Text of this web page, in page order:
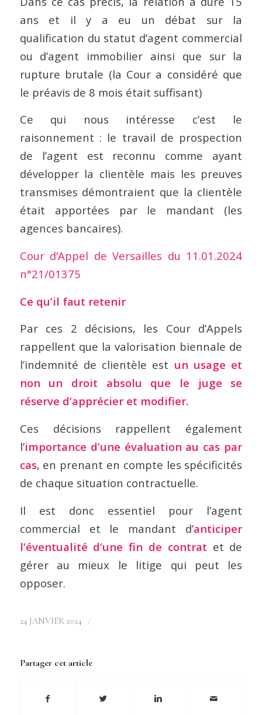
ans et il y a eu un débat sur la
qualification du statut d’agent commercial
ou d’agent immobilier ainsi que sur la
rupture brutale (la Cour a considéré que
le préavis de 8 mois était suffisant)
Ce qui nous intéresse c’est le
raisonnement : le travail de prospection
de l’agent est reconnu comme ayant
développer la clientèle mais les preuves
transmises démontraient que la clientèle
était apportées par le mandant (les
agences bancaires).
Cour d’Appel de Versailles du 11.01.2024
n°21/01375
Ce qu’il faut retenir
Par ces 2 décisions, les Cour d’Appels
rappellent que la valorisation biennale de
l’indemnité de clientèle est un usage et
non un droit absolu que le juge se
réserve d’apprécier et modifier.
Ces décisions rappellent également
l’importance d’une évaluation au cas par
cas, en prenant en compte les spécificités
de chaque situation contractuelle.
Il est donc essentiel pour l’agent
commercial et le mandant d’anticiper
l’éventualité d’une fin de contrat et de
gérer au mieux le litige qui peut les
opposer.
24 JANVIER 2024 /
Partager cet article